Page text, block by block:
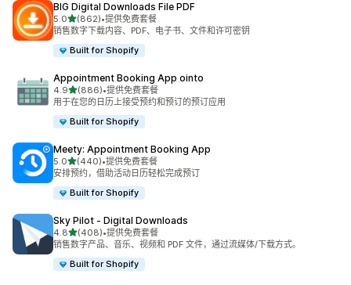
BIG Digital Downloads File PDF
5.0星（满分 5 星）
(862)
总共 862 条评论
•提供免费套餐
销售数字下载内容、PDF、电子书、文件和许可密钥
Built for Shopify
Appointment Booking App ointo
4.9星（满分 5 星）
(886)
总共 886 条评论
•提供免费套餐
用于在您的日历上接受预约和预订的预订应用
Built for Shopify
Meety: Appointment Booking App
5.0星（满分 5 星）
(440)
总共 440 条评论
•提供免费套餐
安排预约，借助活动日历轻松完成预订
Built for Shopify
Sky Pilot ‑ Digital Downloads
4.8星（满分 5 星）
(408)
总共 408 条评论
•提供免费套餐
销售数字产品、音乐、视频和 PDF 文件，通过流媒体/下载方式。
Built for Shopify